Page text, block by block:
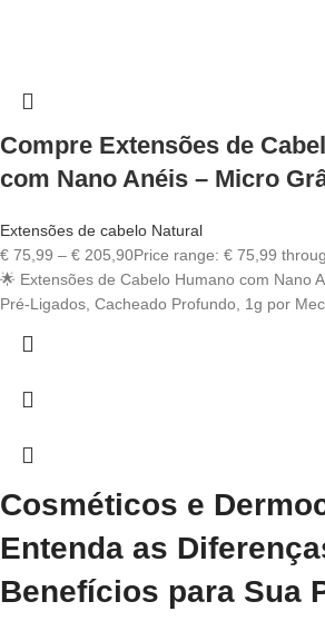
Compre Extensões de
com Nano Anéis – Micro
Extensões de cabelo Natural
€ 75,99 – € 205,90Price range: € 75,99
🌟 Extensões de Cabelo Humano com Nano
Pré-Ligados, Cacheado Profundo, 1g por
Cosméticos e
Entenda as
Benefícios para Sua